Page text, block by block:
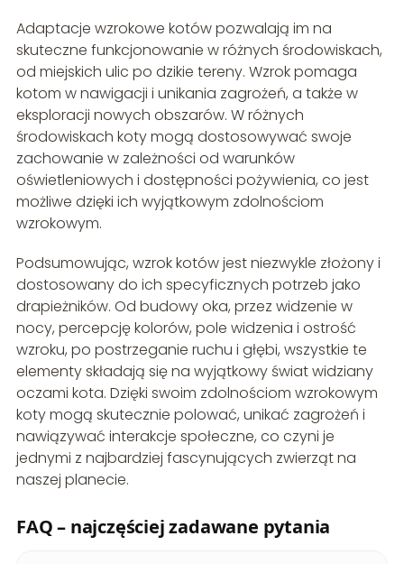
Adaptacje wzrokowe kotów pozwalają im na
skuteczne funkcjonowanie w różnych środowiskach,
od miejskich ulic po dzikie tereny. Wzrok pomaga
kotom w nawigacji i unikania zagrożeń, a także w
eksploracji nowych obszarów. W różnych
środowiskach koty mogą dostosowywać swoje
zachowanie w zależności od warunków
oświetleniowych i dostępności pożywienia, co jest
możliwe dzięki ich wyjątkowym zdolnościom
wzrokowym.
Podsumowując, wzrok kotów jest niezwykle złożony i
dostosowany do ich specyficznych potrzeb jako
drapieżników. Od budowy oka, przez widzenie w
nocy, percepcję kolorów, pole widzenia i ostrość
wzroku, po postrzeganie ruchu i głębi, wszystkie te
elementy składają się na wyjątkowy świat widziany
oczami kota. Dzięki swoim zdolnościom wzrokowym
koty mogą skutecznie polować, unikać zagrożeń i
nawiązywać interakcje społeczne, co czyni je
jednymi z najbardziej fascynujących zwierząt na
naszej planecie.
FAQ – najczęściej zadawane pytania